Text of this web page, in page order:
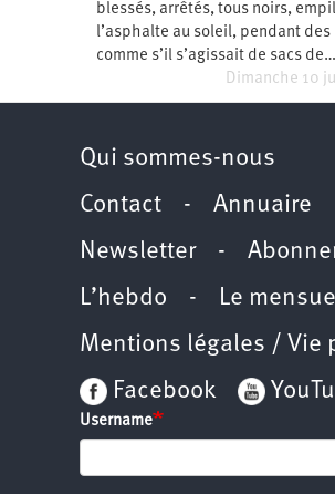
Hôpitaux
SNCF
LGBTI
Santé
Vidéos
blessés, arrêtés, tous noirs,
l’asphalte au soleil, pendant des
comme s’il s’agissait de sacs de…
Dimanche 10
Qui sommes-nous
Contact - Annuaire
Newsletter-
L’hebdo - Le
Mentions légales / Vie
Facebook
Username